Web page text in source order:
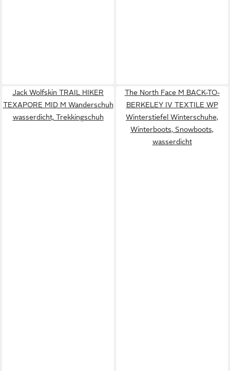
Jack Wolfskin TRAIL HIKER
TEXAPORE MID M Wanderschuh
wasserdicht, Trekkingschuh
The North Face M BACK-TO-
BERKELEY IV TEXTILE WP
Winterstiefel Winterschuhe,
Winterboots, Snowboots,
wasserdicht